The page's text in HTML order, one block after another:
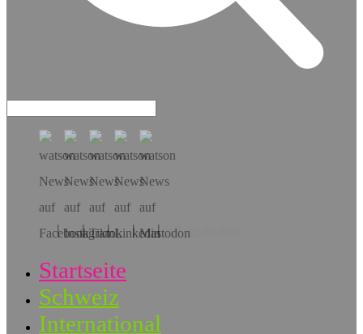
Hol dir die App!
Startseite
Schweiz
International